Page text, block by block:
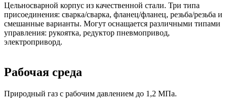
Цельносварной корпус из качественной стали. Три типа
присоединения: сварка/сварка, фланец/фланец, резьба/резьба и
смешанные варианты. Могут оснащается различными типами
управления: рукоятка, редуктор пневмопривод,
электроприворд.
Рабочая среда
Природный газ с рабочим давлением до 1,2 МПа.